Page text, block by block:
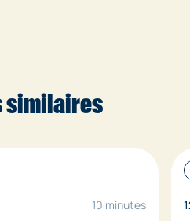
10 minutes